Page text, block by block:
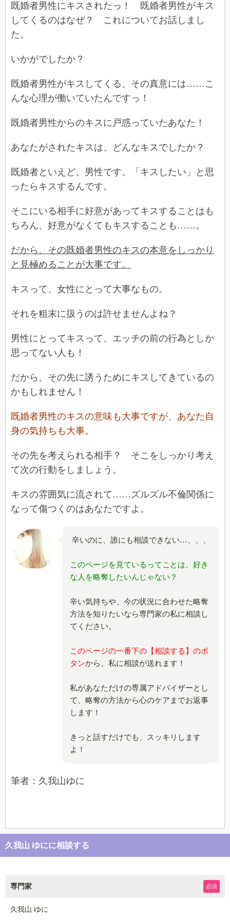
既婚者男性にキスされたっ！ 既婚者男性がキス
してくるのはなぜ？ これについてお話しまし
た。
いかがでしたか？
既婚者男性がキスしてくる、その真意には……こ
んな心理が働いていたんですっ！
既婚者男性からのキスに戸惑っていたあなた！
あなたがされたキスは、どんなキスでしたか？
既婚者といえど、男性です。「キスしたい」と思
ったらキスするんです。
そこにいる相手に好意があってキスすることはも
ちろん、好意がなくてもキスすることも……。
だから、その既婚者男性のキスの本意をしっかり
と見極めることが大事です。
キスって、女性にとって大事なもの。
それを粗末に扱うのは許せませんよね？
男性にとってキスって、エッチの前の行為としか
思ってない人も！
だから、その先に誘うためにキスしてきているの
かもしれません！
既婚者男性のキスの意味も大事ですが、あなた自
身の気持ちも大事。
その先を考えられる相手？ そこをしっかり考え
て次の行動をしましょう。
キスの雰囲気に流されて……ズルズル不倫関係に
なって傷つくのはあなたですよ。
辛いのに、誰にも相談できない…、、、
このページを見ているってことは、好き
な人を略奪したいんじゃない？
辛い気持ちや、今の状況に合わせた略奪
方法を知りたいなら専門家の私に相談し
てください。
このページの一番下の【相談する】のボ
タンから、私に相談が送れます！
私があなただけの専属アドバイザーとし
て、略奪の方法から心のケアまでお返事
します！
きっと話すだけでも、スッキリします
よ！
筆者：久我山ゆに
久我山 ゆにに相談する
専門家 必須
久我山 ゆに